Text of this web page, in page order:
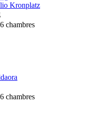
Kronplatz
chambres
chambres